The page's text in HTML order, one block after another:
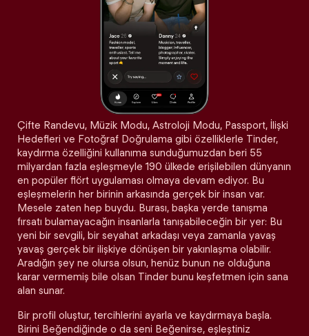
Çifte Randevu, Müzik Modu, Astroloji Modu, Passport, İlişki
Hedefleri ve Fotoğraf Doğrulama gibi özelliklerle Tinder,
kaydırma özelliğini kullanıma sunduğumuzdan beri 55
milyardan fazla eşleşmeyle 190 ülkede erişilebilen dünyanın
en popüler flört uygulaması olmaya devam ediyor. Bu
eşleşmelerin her birinin arkasında gerçek bir insan var.
Mesele zaten hep buydu. Burası, başka yerde tanışma
fırsatı bulamayacağın insanlarla tanışabileceğin bir yer: Bu
yeni bir sevgili, bir seyahat arkadaşı veya zamanla yavaş
yavaş gerçek bir ilişkiye dönüşen bir yakınlaşma olabilir.
Aradığın şey ne olursa olsun, henüz bunun ne olduğuna
karar vermemiş bile olsan Tinder bunu keşfetmen için sana
alan sunar.
Bir profil oluştur, tercihlerini ayarla ve kaydırmaya başla.
Birini Beğendiğinde o da seni Beğenirse, eşleştiniz